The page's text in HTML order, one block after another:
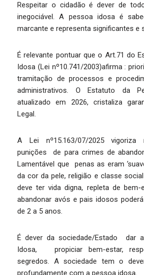
Respeitar o cidadão é dever de
inegociável. A pessoa idosa é
marcante e representa significantes e
É relevante pontuar que o Art.71 do
Idosa (Lei nº10.741/2003)afirma :
tramitação de processos e
administrativos. O Estatuto da
atualizado em 2026, cristaliza
Legal.
A Lei nº15.163/07/2025 vigoriza
punições de para crimes de
Lamentável que penas as eram
da cor da pele, religião e classe
deve ter vida digna, repleta de bem-
abandonar avós e pais idosos
de 2 a 5 anos.
É dever da sociedade/Estado dar
Idosa, propiciar bem-estar,
segredos. A sociedade tem o
profundamente com a pessoa idosa.